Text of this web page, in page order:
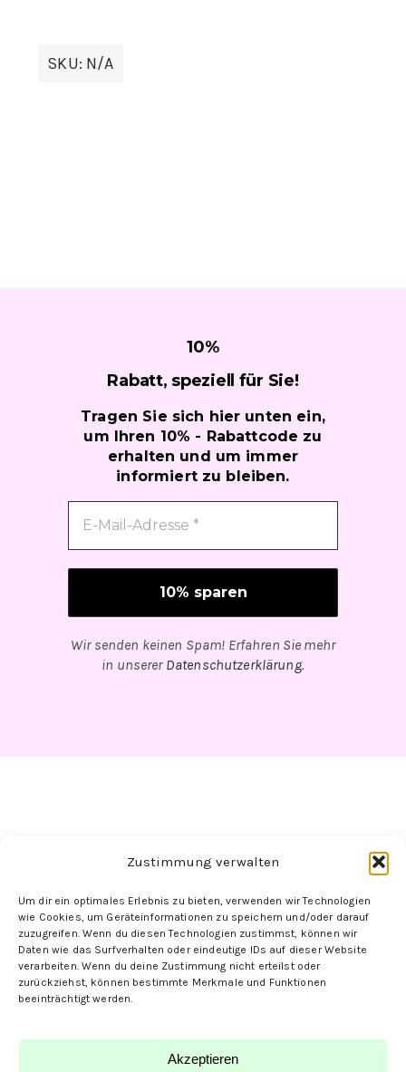
Zustimmung verwalten
Um dir ein optimales Erlebnis zu bieten, verwenden wir Technologien
wie Cookies, um Geräteinformationen zu speichern und/oder darauf
zuzugreifen. Wenn du diesen Technologien zustimmst, können wir
Daten wie das Surfverhalten oder eindeutige IDs auf dieser Website
verarbeiten. Wenn du deine Zustimmung nicht erteilst oder
zurückziehst, können bestimmte Merkmale und Funktionen
beeinträchtigt werden.
Akzeptieren
SKU: N/A
10%
Rabatt, speziell für Sie!
Tragen Sie sich hier unten ein,
um Ihren 10% - Rabattcode zu
erhalten und um immer
informiert zu bleiben.
Wir senden keinen Spam! Erfahren Sie mehr
in unserer Datenschutzerklärung.
Folge uns hier: